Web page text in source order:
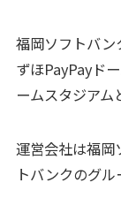
福岡ソフトバン
ずほPayPayド
ームスタジアム
運営会社は福岡
トバンクのグル